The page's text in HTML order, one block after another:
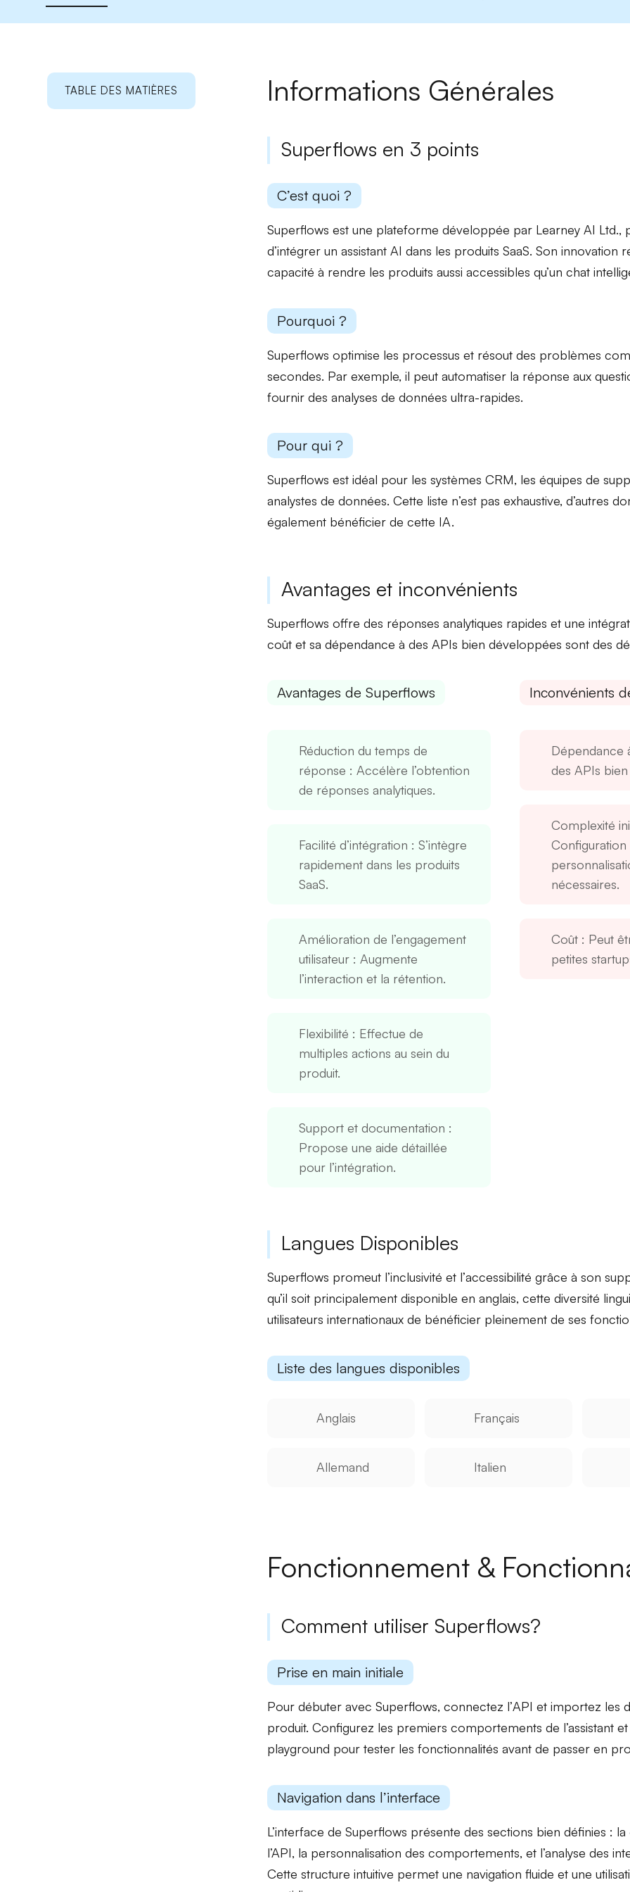
TABLE DES MATIÈRES Informations Générales
Superflows en 3 points
C’est quoi ?
Superflows est une plateforme développée par Learney AI Ltd.,
d’intégrer un assistant AI dans les produits SaaS. Son innovation
capacité à rendre les produits aussi accessibles qu’un chat
Pourquoi ?
Superflows optimise les processus et résout des problèmes
secondes. Par exemple, il peut automatiser la réponse aux
fournir des analyses de données ultra-rapides.
Pour qui ?
Superflows est idéal pour les systèmes CRM, les équipes de
analystes de données. Cette liste n’est pas exhaustive, d’autres
également bénéficier de cette IA.
Avantages et inconvénients
Superflows offre des réponses analytiques rapides et une
coût et sa dépendance à des APIs bien développées sont des
Avantages de Superflows
Réduction du temps de
réponse : Accélère l’obtention
de réponses analytiques.
Facilité d’intégration : S’intègre
rapidement dans les produits
SaaS.
Amélioration de l’engagement
utilisateur: Augmente
l’interaction et la rétention.
Flexibilité : Effectue de
multiples actions au sein du
produit.
Support et documentation :
Propose une aide détaillée
pour l’intégration.
Inconvénients
Dépendance
des APIs
Complexité
Configuration
nécessaires.
Coût: Peut
petites
Langues Disponibles
Superflows promeut l’inclusivité et l’accessibilité grâce à son
qu’il soit principalement disponible en anglais, cette diversité
utilisateurs internationaux de bénéficier pleinement de ses
Liste des langues disponibles
Anglais Français
Allemand Italien
Fonctionnement &
Comment utiliser Superflows?
Prise en main initiale
Pour débuter avec Superflows, connectez l’API et importez les
produit. Configurez les premiers comportements de l’assistant et
playground pour tester les fonctionnalités avant de passer en
Navigation dans l’interface
L’interface de Superflows présente des sections bien définies : la
l’API, la personnalisation des comportements, et l’analyse des
Cette structure intuitive permet une navigation fluide et une